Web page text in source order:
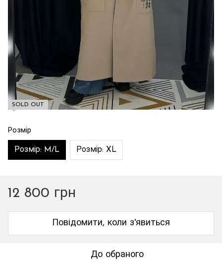
SOLD OUT
Розмір
Розмір: M/L Розмір: XL
12 800 грн
Повідомити, коли з'явиться
До обраного